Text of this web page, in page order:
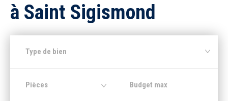
Estimer
à Saint Sigismond
Type de bien
Pièces